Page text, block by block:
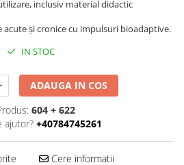
inclusiv material didactic
acute și cronice cu impulsuri bioadaptive.
IN STOC
ADAUGA IN COS
604 + 622
ajutor? +40784745261
Cere informatii